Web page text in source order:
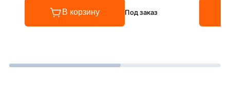
В корзину Под заказ